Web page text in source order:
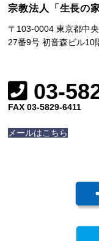
宗教法人「生長の
〒103-0004 東京都中
27番9号 初音森ビル10
03-
FAX 03-5829-6411
メールはこちら